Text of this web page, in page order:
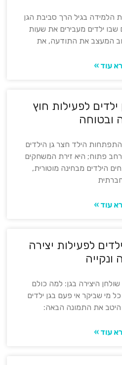
הלמידה בגיל הרך סביבת הגן
ילדים מעבירים את שעות
המעצב את התודעה, את
עוד »
לפעילות חוץ
ובטוחה
הילד חצר גן הילדים
פתוח; היא זירת המשחקים
הילדים מבחינה מוטורית,
עוד »
לפעילות יצירה
ונקייה
היצירה בגן: למה כולם
מי שביקר אי פעם בגן ילדים
היטב את התמונה הבאה:
עוד »